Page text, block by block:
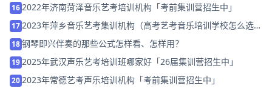
16 2022年济南菏泽音乐艺考培训机构「考前集训营招生中」
17 2023年萍乡音乐艺考集训机构（高考艺考音乐培训学校怎么选
择）
18钢琴即兴伴奏的那些公式怎样看、怎样用？
19 2025年武汉声乐艺考培训班哪家好「26届集训营招生中」
20 2023年常德艺考声乐培训机构「考前集训营招生中」